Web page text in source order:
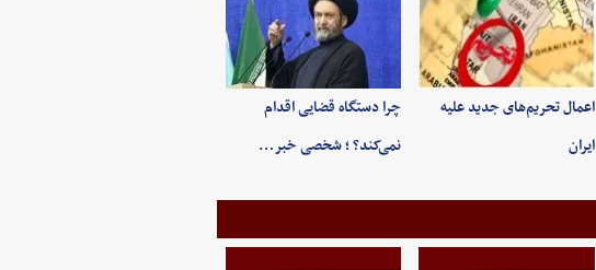
اعمال تحریم‌های جدید علیه
ایران
چرا دستگاه قضایی اقدام
نمی‌کند؟ ؛ شخصی خبر…